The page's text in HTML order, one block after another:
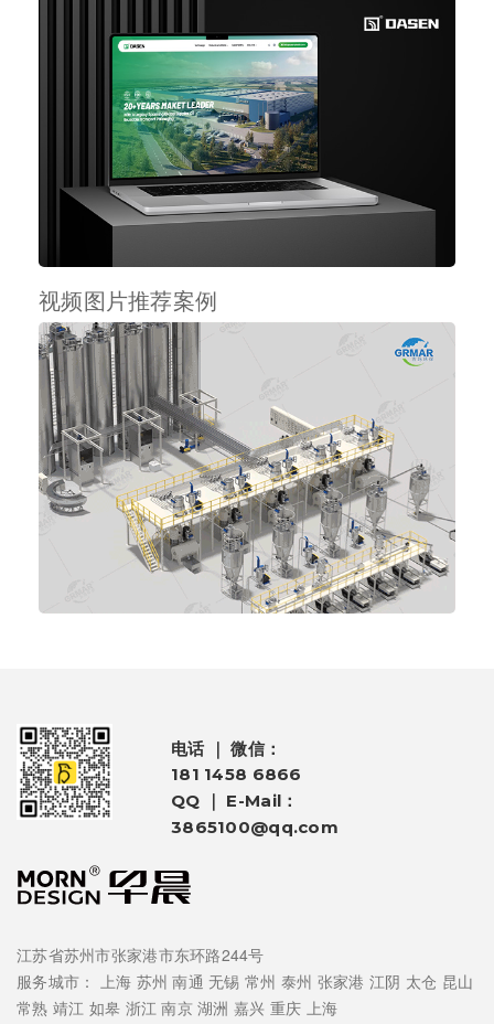
视频图片推荐案例
电话 ｜ 微信：
181 1458 6866
QQ ｜ E-Mail：
3865100@qq.com
江苏省苏州市张家港市东环路244号
服务城市： 上海 苏州 南通 无锡 常州 泰州 张家港 江阴 太仓 昆山
常熟 靖江 如皋 浙江 南京 湖洲 嘉兴 重庆 上海